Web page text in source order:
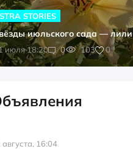
июля 18:20 0 103 0
STORIES
июльского сада —
Объявления
августа, 16:04